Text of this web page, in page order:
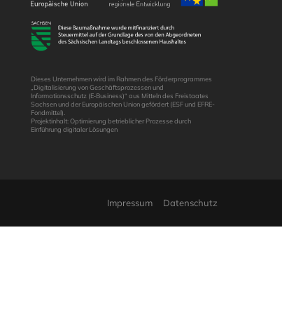
Dieses Unternehmen wird im Rahmen des Förderprogrammes
„Digitalisierung von Geschäftsprozessen und
Informationsschutz (E‑Business)“ aus Mitteln des Freistaates
Sachsen und der Europäischen Union gefördert (ESF und EFRE-
Fondmittel).
Projektinhalt: Optimierung betrieblicher Prozesse durch
Einführung digitaler Lösungen
Impressum Datenschutz